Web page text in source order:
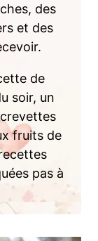
des
et des
de
soir, un
fruits de
pas à